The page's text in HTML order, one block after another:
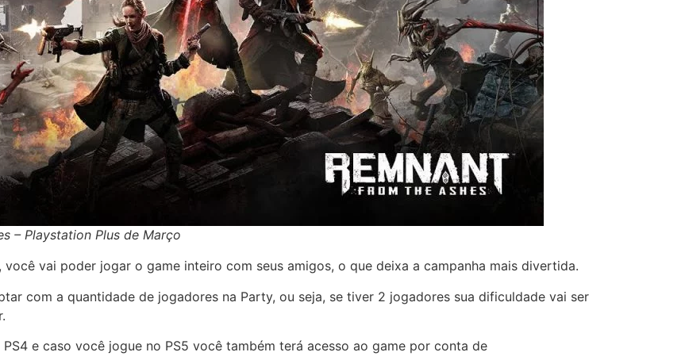
– Playstation Plus de Março
vai poder jogar o game inteiro com seus amigos, o que deixa a campanha mais divertida.
com a quantidade de jogadores na Party, ou seja, se tiver 2 jogadores sua dificuldade vai ser
e caso você jogue no PS5 você também terá acesso ao game por conta de